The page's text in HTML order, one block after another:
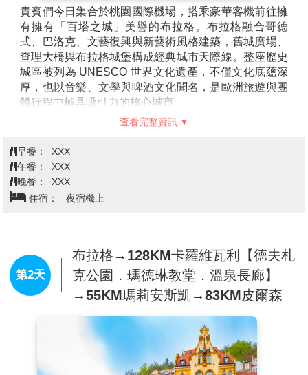
貴賓們今日集合於桃園國際機場，搭乘豪華客機前往擁
有擁有「百塔之城」美譽的布拉格。布拉格融合哥德
式、巴洛克、文藝復興與新藝術風格建築，舊城廣場、
查理大橋與布拉格城堡構成經典城市天際線。整座歷史
城區被列為 UNESCO 世界文化遺產，不僅文化底蘊深
厚，也以音樂、文學與啤酒文化聞名，是歐洲旅遊與團
體行程中極具吸引力的核心城市。
查看完整資訊
早餐：
XXX
午餐：
XXX
晚餐：
XXX
住宿：
夜宿機上
第2天
布拉格→128KM卡羅維瓦利【德夫札
克公園．瑪德琳教堂．溫泉長廊】
→55KM瑪莉安斯凱→83KM皮爾森